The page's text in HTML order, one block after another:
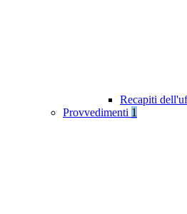
Recapiti
Provvedimenti 1